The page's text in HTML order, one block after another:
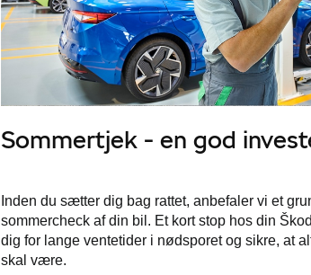
Sommertjek - en god
Inden du sætter dig bag rattet, anbefaler vi et
sommercheck af din bil. Et kort stop hos din
dig for lange ventetider i nødsporet og sikre, at
skal være.